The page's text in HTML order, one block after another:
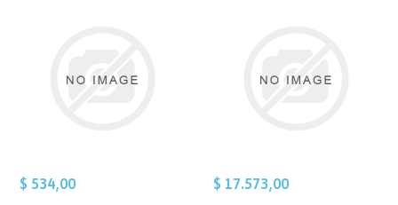
$ 534,00 $ 17.573,00